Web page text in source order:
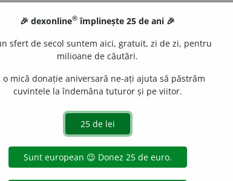
🎉 dexonline® împlinește 25 de ani 🎉
sfert de secol suntem aici, gratuit, zi de zi, pentru
milioane de căutări.
o mică donație aniversară ne-ați ajuta să păstrăm
cuvintele la îndemâna tuturor și pe viitor.